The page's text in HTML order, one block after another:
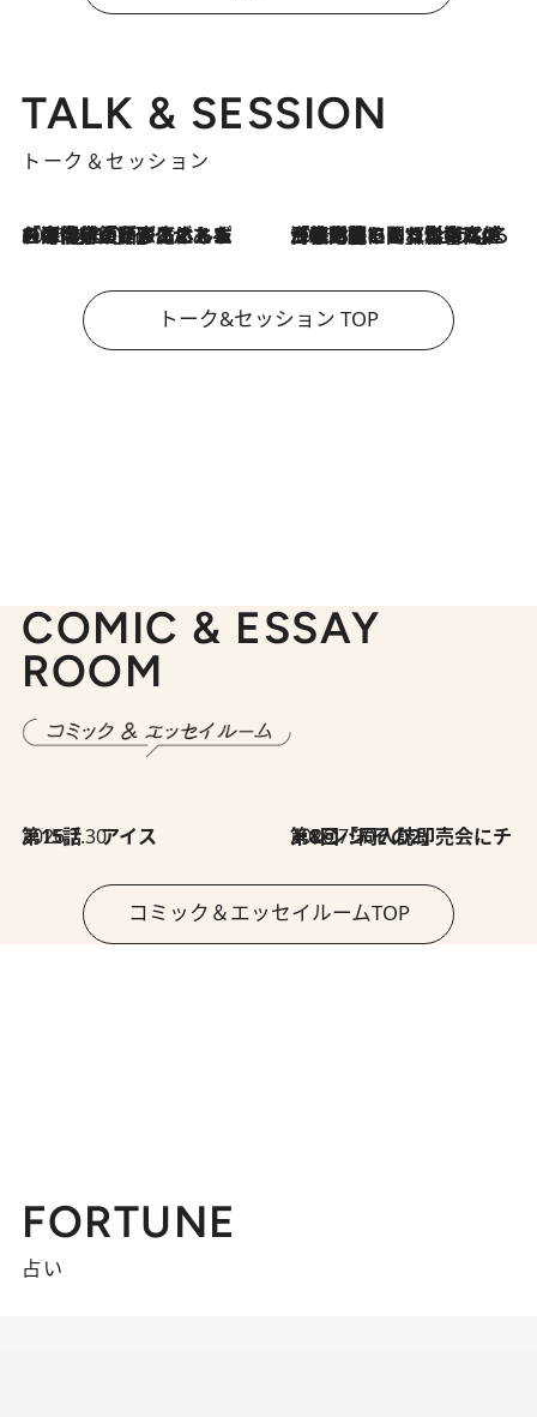
TALK & SESSION
トーク＆セッション
2026.8.3
「今後値上げがあるとすれば…」「リスクがあるのは今年の冬」エネルギー専門家が語る、ホルムズ海峡封鎖が家庭にもたらす“ある心配” 2026.8.3
「住宅建てられない…」「サーチャージ料の高値が続いている」ホルムズ海峡封鎖による影響はいつまで続く？《エネルギー専門家に聞く“どうなる日本の暮らし”》
トーク&セッション TOP
COMIC & ESSAY
ROOM
2026.7.30
第15話 アイス 2026.7.30
第8回「同人誌即売会にチャレンジ その2」
コミック＆エッセイルームTOP
FORTUNE
占い